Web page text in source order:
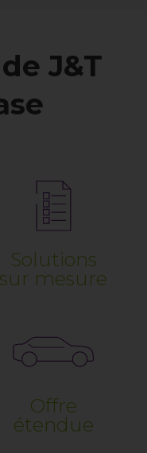
J&T
Solutions
sur mesure
Offre
étendue